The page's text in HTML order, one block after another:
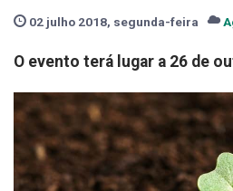
02 julho 2018, segunda-feira
O evento terá lugar a 26 de